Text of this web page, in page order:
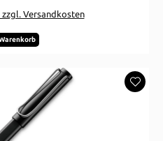
zzgl. Versandkosten